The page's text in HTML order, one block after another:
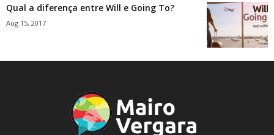
Qual a diferença entre Will e Going To?
Aug 15, 2017